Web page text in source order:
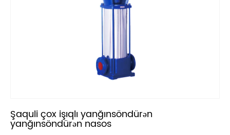
Şaquli çox işıqlı yanğınsöndürən
yanğınsöndürən nasos